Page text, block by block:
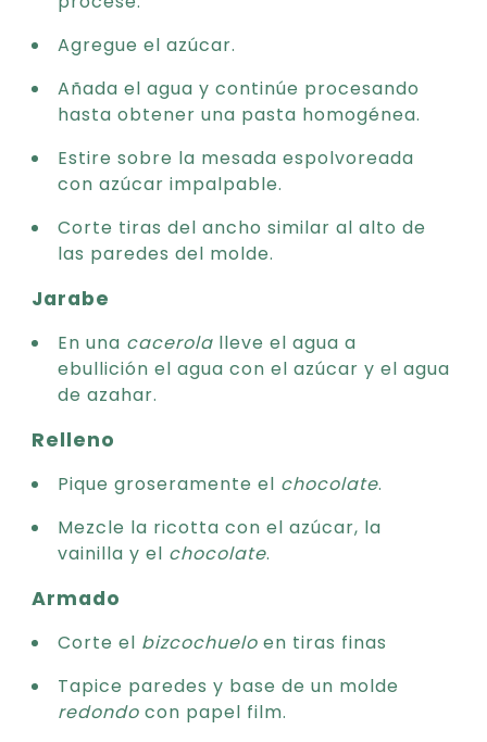
Agregue el azúcar.
Añada el agua y continúe procesando
hasta obtener una pasta homogénea.
Estire sobre la mesada espolvoreada
con azúcar impalpable.
Corte tiras del ancho similar al alto de
las paredes del molde.
Jarabe
En una cacerola lleve el agua a
ebullición el agua con el azúcar y el agua
de azahar.
Relleno
Pique groseramente el chocolate.
Mezcle la ricotta con el azúcar, la
vainilla y el chocolate.
Armado
Corte el bizcochuelo en tiras finas
Tapice paredes y base de un molde
redondo con papel film.